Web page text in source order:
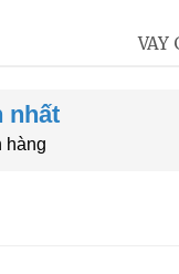
nhất
hàng
VAY